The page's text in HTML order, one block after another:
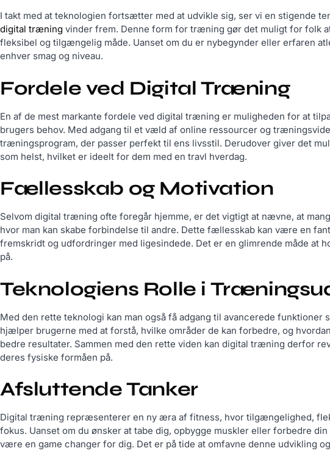
I takt med at teknologien fortsætter med at udvikle sig, ser vi en stigende
digital træning vinder frem. Denne form for træning gør det muligt for folk
fleksibel og tilgængelig måde. Uanset om du er nybegynder eller erfaren
enhver smag og niveau.
Fordele ved Digital Træning
En af de mest markante fordele ved digital træning er muligheden for at
brugers behov. Med adgang til et væld af online ressourcer og
træningsprogram, der passer perfekt til ens livsstil. Derudover giver det
som helst, hvilket er ideelt for dem med en travl hverdag.
Fællesskab og Motivation
Selvom digital træning ofte foregår hjemme, er det vigtigt at nævne, at
hvor man kan skabe forbindelse til andre. Dette fællesskab kan være en
fremskridt og udfordringer med ligesindede. Det er en glimrende måde at
på.
Teknologiens Rolle i
Med den rette teknologi kan man også få adgang til avancerede
hjælper brugerne med at forstå, hvilke områder de kan forbedre, og
bedre resultater. Sammen med den rette viden kan digital træning derfor
deres fysiske formåen på.
Afsluttende Tanker
Digital træning repræsenterer en ny æra af fitness, hvor tilgængelighed,
fokus. Uanset om du ønsker at tabe dig, opbygge muskler eller forbedre
være en game changer for dig. Det er på tide at omfavne denne udvikling